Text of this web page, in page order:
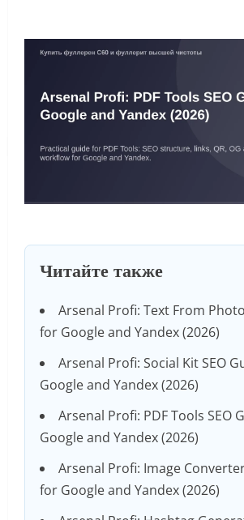
Читайте также
Arsenal Profi: Text From
for Google and Yandex (2026)
Arsenal Profi: Social Kit SEO
Google and Yandex (2026)
Arsenal Profi: PDF Tools SEO
Google and Yandex (2026)
Arsenal Profi: Image
for Google and Yandex (2026)